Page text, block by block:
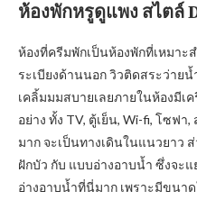
ห้องพักหรูดูแพง สไตล์
ห้องที่ครีมพักเป็นห้องพักที่เหมาะ
ระเบียงด้านนอก วิวติดสระว่าย
เคลิ้มมมสบายเลยภายในห้องมีเ
อย่าง ทั้ง TV, ตู้เย็น, Wi-fi, โซฟ
มาก จะเป็นทางเดินในแนวยาว
ฝักบัว กับ แบบอ่างอาบน้ำ ซึ่งจะ
อ่างอาบน้ำที่นี่มาก เพราะมีขนา